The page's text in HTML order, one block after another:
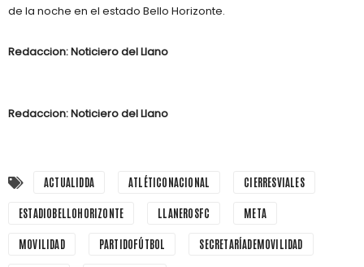
de la noche en el estado Bello Horizonte.
Redaccion: Noticiero del Llano
Redaccion: Noticiero del Llano
ACTUALIDDA ATLÉTICONACIONAL CIERRESVIALES
ESTADIOBELLOHORIZONTE LLANEROSFC META
MOVILIDAD PARTIDOFÚTBOL SECRETARÍADEMOVILIDAD